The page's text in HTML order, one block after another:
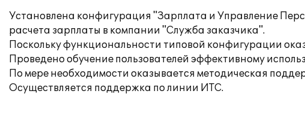
Установлена конфигурация "Зарплата и Управление
расчета зарплаты в компании "Служба заказчика".
Поскольку функциональности типовой конфигурации
Проведено обучение пользователей эффективному
По мере необходимости оказывается методическая
Осуществляется поддержка по линии ИТС.